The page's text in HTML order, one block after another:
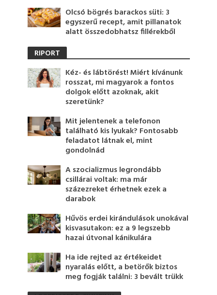
Olcsó bögrés barackos süti: 3
egyszerű recept, amit pillanatok
alatt összedobhatsz fillérekből
RIPORT
Kéz- és lábtörést! Miért kívánunk
rosszat, mi magyarok a fontos
dolgok előtt azoknak, akit
szeretünk?
Mit jelentenek a telefonon
található kis lyukak? Fontosabb
feladatot látnak el, mint
gondolnád
A szocializmus legrondább
csillárai voltak: ma már
százezreket érhetnek ezek a
darabok
Hűvös erdei kirándulások unokával
kisvasutakon: ez a 9 legszebb
hazai útvonal kánikulára
Ha ide rejted az értékeidet
nyaralás előtt, a betörők biztos
meg fogják találni: 3 bevált trükk